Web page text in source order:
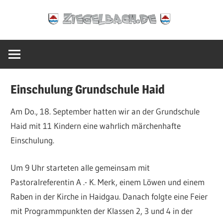
Ziegelbach.de
Einschulung Grundschule Haid
Am Do., 18. September hatten wir an der Grundschule
Haid mit 11 Kindern eine wahrlich märchenhafte
Einschulung.
Um 9 Uhr starteten alle gemeinsam mit
Pastoralreferentin A .- K. Merk, einem Löwen und einem
Raben in der Kirche in Haidgau. Danach folgte eine Feier
mit Programmpunkten der Klassen 2, 3 und 4 in der